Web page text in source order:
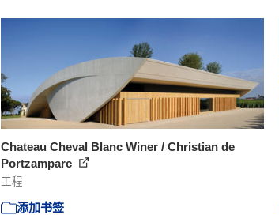
Chateau Cheval Blanc Winer / Christian de
Portzamparc
工程
添加书签